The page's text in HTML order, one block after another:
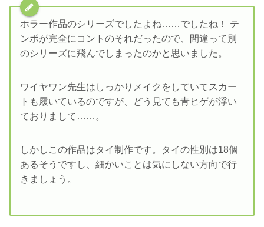
ホラー作品のシリーズでしたよね……でしたね！ テ
ンポが完全にコントのそれだったので、間違って別
のシリーズに飛んでしまったのかと思いました。
ワイヤワン先生はしっかりメイクをしていてスカー
トも履いているのですが、どう見ても青ヒゲが浮い
ておりまして……。
しかしこの作品はタイ制作です。タイの性別は18個
あるそうですし、細かいことは気にしない方向で行
きましょう。